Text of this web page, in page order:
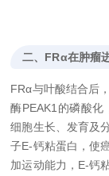
二、FRα在肿瘤
FRα与叶酸结合后
酶PEAK1的磷酸化
细胞生长、发育及
子E-钙粘蛋白，使
加运动能力，E-钙